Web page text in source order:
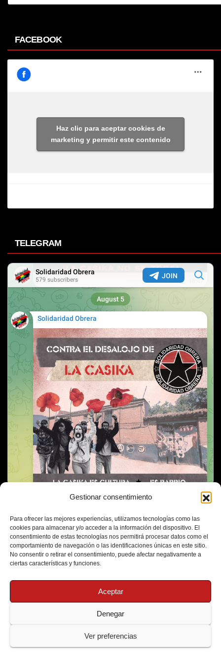
Gestionar consentimiento
Para ofrecer las mejores experiencias, utilizamos tecnologías como las
cookies para almacenar y/o acceder a la información del dispositivo. El
consentimiento de estas tecnologías nos permitirá procesar datos como el
comportamiento de navegación o las identificaciones únicas en este sitio.
No consentir o retirar el consentimiento, puede afectar negativamente a
ciertas características y funciones.
Aceptar
Denegar
Ver preferencias
FACEBOOK
Haz clic para aceptar cookies de
marketing y permitir este contenido
TELEGRAM